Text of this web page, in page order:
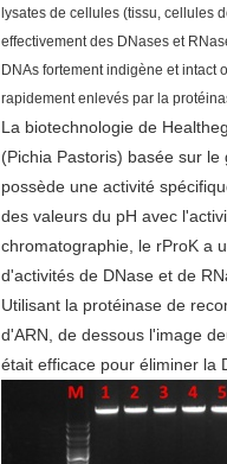
lysates de cellules (tissu, cellules
effectivement des DNases et
DNAs fortement indigène et intact
rapidement enlevés par la
La biotechnologie de
(Pichia Pastoris) basée sur
possède une activité
des valeurs du pH avec
chromatographie, le rProK a
d'activités de DNase et de
Utilisant la protéinase de
d'ARN, de dessous l'image
était efficace pour éliminer la